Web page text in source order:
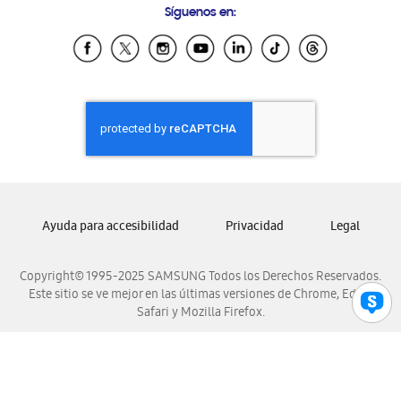
Samsung Ecuador
Samsung El Salvador
Samsung Honduras
Samsung Nicaragua
Samsung Panamá
Samsung Venezuela
Síguenos en:
Copyright© 1995-2025 SAMSUNG Todos los Derechos Reservados.
Este sitio se ve mejor en las últimas versiones de Chrome, Edge,
Safari y Mozilla Firefox.
Ayuda para accesibilidad Privacidad Legal